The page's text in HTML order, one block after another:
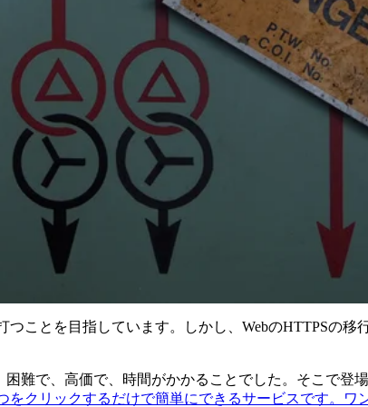
ことを目指しています。しかし、WebのHTTPSの移
難で、高価で、時間がかかることでした。そこで登
をクリックするだけで簡単にできるサービスです。ワ